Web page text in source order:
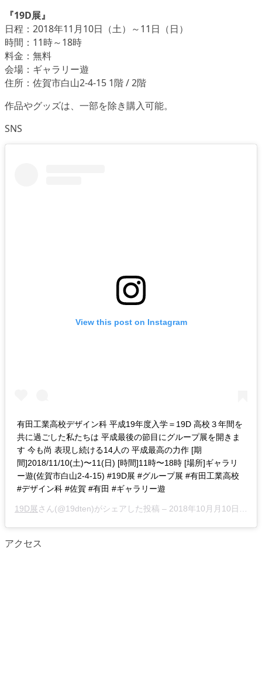
『19D展』
日程：2018年11月10日（土）～11日（日）
時間：11時～18時
料金：無料
会場：ギャラリー遊
住所：佐賀市白山2-4-15 1階 / 2階
作品やグッズは、一部を除き購入可能。
SNS
View this post on Instagram
‪有田工業高校デザイン科 平成19年度入学＝19D‬ ‪高校３年間を
共に過ごした私たちは‬ ‪平成最後の節目にグループ展を開きま
す‬ ‪今も尚 表現し続ける14人の‬ ‪平成最高の力作‬ [期
間]2018/11/10(土)〜11(日)‬ ‪[時間]11時〜18時‬ ‪[場所]ギャラリ
ー遊(佐賀市白山2-4-15)‬ ‪#19D展‬ #グループ展 #有田工業高校
#デザイン科 #佐賀 #有田 #ギャラリー遊
19D展さん(@19dten)がシェアした投稿 – 2018年10月月10日午前7時17分PDT
アクセス